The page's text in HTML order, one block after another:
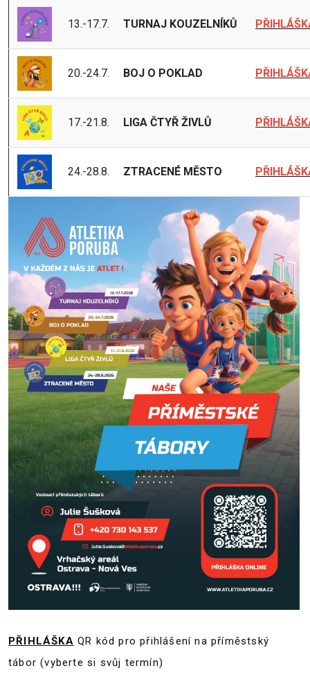
13.-17.7. TURNAJ KOUZELNÍKŮ
20.-24.7. BOJ O POKLAD
17.-21.8. LIGA ČTYŘ ŽIVLŮ
24.-28.8. ZTRACENÉ MĚSTO
PŘIHLÁŠKA QR kód pro přihlášení na příměstský
tábor (vyberte si svůj termín)